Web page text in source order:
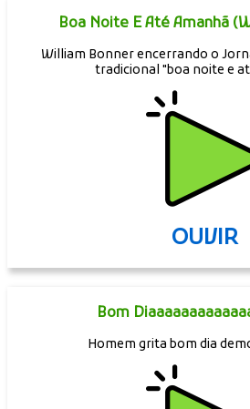
Boa Noite E Até Amanhã
William Bonner encerrando o
tradicional "boa noite e
OUVIR
Bom
Homem grita bom dia